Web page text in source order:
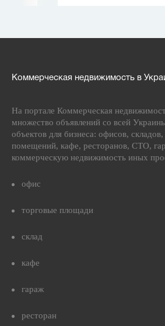
Коммерческая недвижимость в
На портале Коммерческая
множество объявлений со всей
объектов для бизнеса: офисов,
помещений, кафе, ресторанов, СТО,
коммерческую недвижимость иных
офис
торговые площади
склад
кафе
гараж
ресторан